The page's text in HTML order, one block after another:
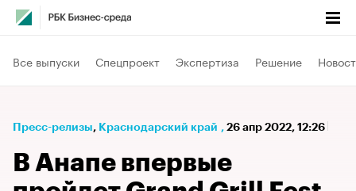
Все выпуски Спецпроект Экспертиза Решение
Пресс-релизы⁠, Краснодарский край , 26 апр 2022, 12:26
В Анапе впервые